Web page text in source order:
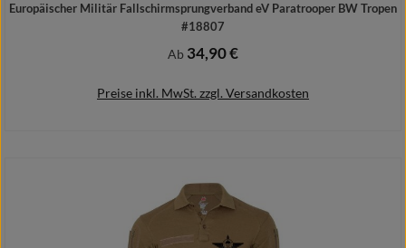
Europäischer Militär Fallschirmsprungverband eV Paratrooper BW Tropen
#18807
Regulärer Preis:
Ab 34,90 €
Preise inkl. MwSt. zzgl. Versandkosten
Details